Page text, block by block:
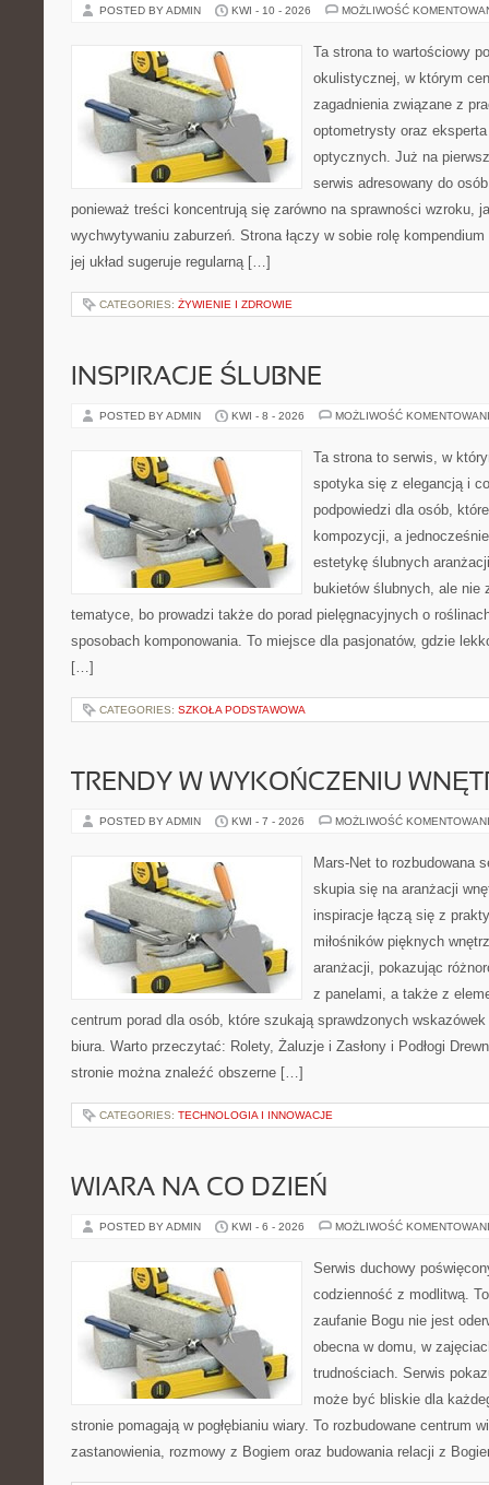
POSTED BY ADMIN KWI - 10 - 2026 MOŻLIWOŚĆ
Ta strona to wartościowy
okulistycznej, w którym
zagadnienia związane z
optometrysty oraz
optycznych. Już na
serwis adresowany do
ponieważ treści koncentrują się zarówno na sprawności wzroku,
wychwytywaniu zaburzeń. Strona łączy w sobie rolę
jej układ sugeruje regularną […]
CATEGORIES: ŻYWIENIE I ZDROWIE
INSPIRACJE ŚLUBNE
POSTED BY ADMIN KWI - 8 - 2026 MOŻLIWOŚĆ
Ta strona to serwis, w
spotyka się z elegancją i
podpowiedzi dla osób,
kompozycji, a
estetykę ślubnych
bukietów ślubnych, ale nie
tematyce, bo prowadzi także do porad pielęgnacyjnych o
sposobach komponowania. To miejsce dla pasjonatów, gdzie
[…]
CATEGORIES: SZKOŁA PODSTAWOWA
TRENDY W WYKOŃCZENIU
POSTED BY ADMIN KWI - 7 - 2026 MOŻLIWOŚĆ
Mars-Net to rozbudowana
skupia się na aranżacji
inspiracje łączą się z
miłośników pięknych
aranżacji, pokazując
z panelami, a także z
centrum porad dla osób, które szukają sprawdzonych
biura. Warto przeczytać: Rolety, Żaluzje i Zasłony i Podłogi
stronie można znaleźć obszerne […]
CATEGORIES: TECHNOLOGIA I INNOWACJE
WIARA NA CO DZIEŃ
POSTED BY ADMIN KWI - 6 - 2026 MOŻLIWOŚĆ
Serwis duchowy
codzienność z modlitwą.
zaufanie Bogu nie jest
obecna w domu, w
trudnościach. Serwis
może być bliskie dla
stronie pomagają w pogłębianiu wiary. To rozbudowane centrum
zastanowienia, rozmowy z Bogiem oraz budowania relacji z